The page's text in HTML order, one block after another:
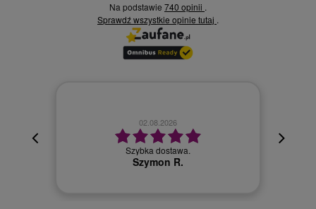
Na podstawie 740 opinii .
Sprawdź wszystkie opinie tutaj .
02.08.2026
Szybka dostawa.
Szymon R.